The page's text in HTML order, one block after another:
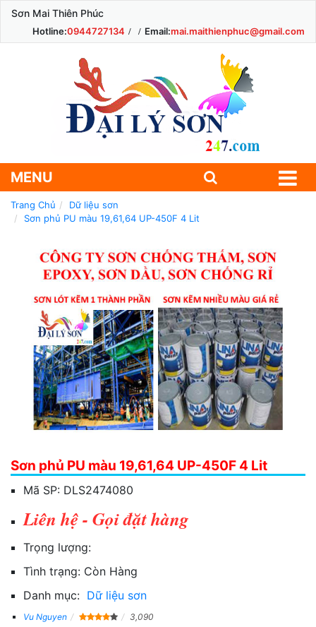
Sơn Mai Thiên Phúc
Hotline:0944727134 Email:mai.maithienphuc@gmail.com
MENU
Trang Chủ
Dữ liệu sơn
Sơn phủ PU màu 19,61,64 UP-450F 4 Lit
Sơn phủ PU màu 19,61,64 UP-450F 4 Lit
Mã SP: DLS2474080
Liên hệ - Gọi đặt hàng
Trọng lượng:
Tình trạng: Còn Hàng
Danh mục: Dữ liệu sơn
Vu Nguyen 3,090